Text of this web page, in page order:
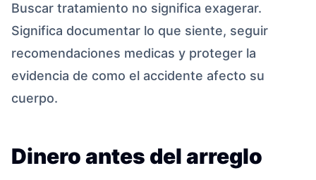
Buscar tratamiento no significa exagerar.
Significa documentar lo que siente, seguir
recomendaciones medicas y proteger la
evidencia de como el accidente afecto su
cuerpo.
Dinero antes del arreglo